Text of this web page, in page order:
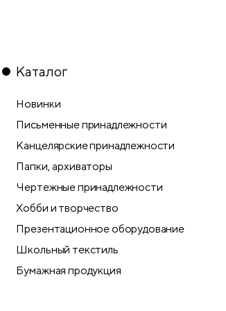
Каталог
Новинки
Письменные принадлежности
Канцелярские принадлежности
Папки, архиваторы
Чертежные принадлежности
Хобби и творчество
Презентационное оборудование
Школьный текстиль
Бумажная продукция